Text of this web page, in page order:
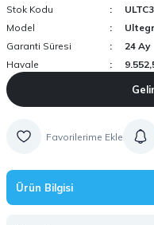
Stok Kodu
Model
Garanti Süresi
24 Ay
Havale
Ürün Bilgisi